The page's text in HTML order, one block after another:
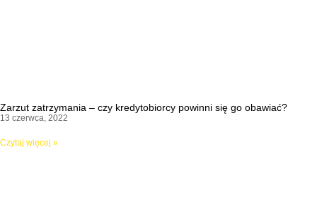
Zarzut zatrzymania – czy kredytobiorcy powinni się go obawiać?
13 czerwca, 2022
Czytaj więcej »